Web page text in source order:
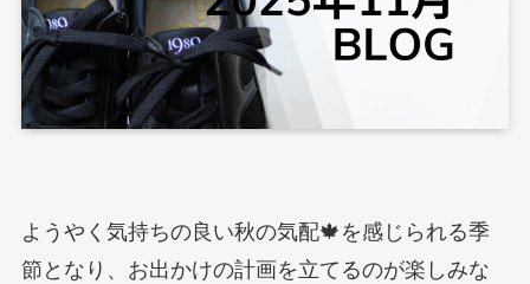
ようやく気持ちの良い秋の気配🍁を感じられる季
節となり、お出かけの計画を立てるのが楽しみな